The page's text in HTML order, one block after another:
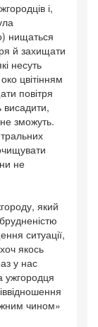
і,
нищаться
й захищати
несуть
цвітінням
повітря
висадити,
зможуть.
не
який
ситуації,
якось
у нас
ужгородця
чином»